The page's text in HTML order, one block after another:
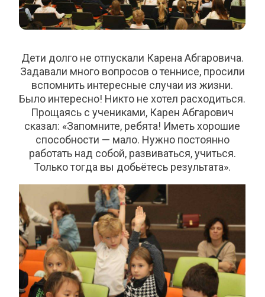
Дети долго не отпускали Карена Абгаровича.
Задавали много вопросов о теннисе, просили
вспомнить интересные случаи из жизни.
Было интересно! Никто не хотел расходиться.
Прощаясь с учениками, Карен Абгарович
сказал: «Запомните, ребята! Иметь хорошие
способности — мало. Нужно постоянно
работать над собой, развиваться, учиться.
Только тогда вы добьётесь результата».